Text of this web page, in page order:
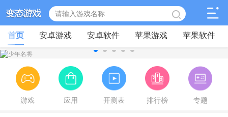
首页 安卓游戏 安卓软件 苹果游戏 苹果软件
游戏 应用 开测表 排行榜 专题